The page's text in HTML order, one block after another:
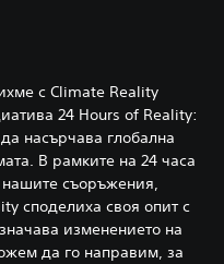
с Climate Reality
24 Hours of Reality:
насърчава глобална
В рамките на 24 часа
нашите съоръжения,
споделиха своя опит с
изменението на
да го направим, за